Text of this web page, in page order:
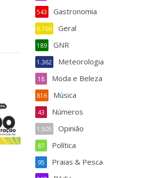
Gastronomia
543
Geral
6.769
GNR
189
Meteorologia
1.362
Moda e Beleza
18
Música
816
Números
43
Opinião
1.505
Política
87
Praias & Pesca
95